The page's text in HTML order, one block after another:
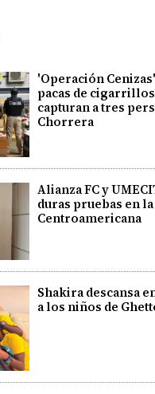
'Operación
pacas de
capturan a tres
Chorrera
Alianza FC y
duras pruebas en
Centroamericana
Shakira descansa
a los niños de